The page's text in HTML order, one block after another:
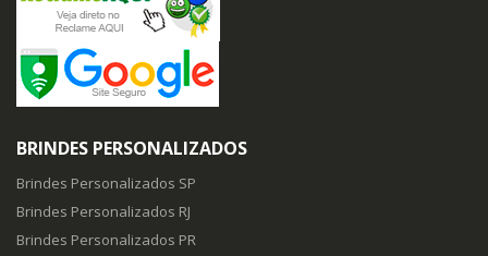
BRINDES PERSONALIZADOS
Brindes Personalizados SP
Brindes Personalizados RJ
Brindes Personalizados PR